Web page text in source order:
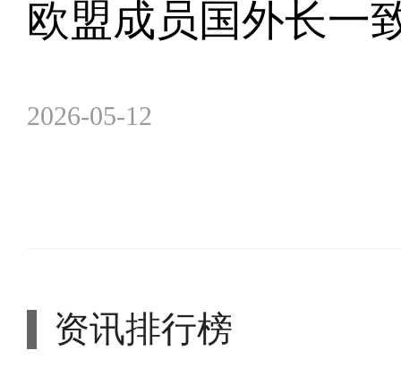
欧盟成员国外长一
2026-05-12
资讯排行榜